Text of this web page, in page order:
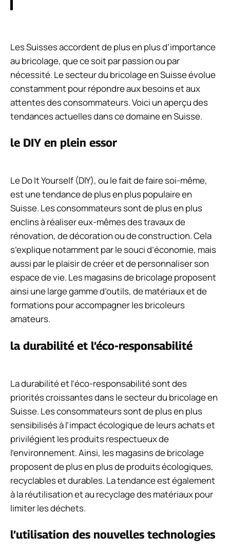
Les Suisses accordent de plus en plus d’importance
au bricolage, que ce soit par passion ou par
nécessité. Le secteur du bricolage en Suisse évolue
constamment pour répondre aux besoins et aux
attentes des consommateurs. Voici un aperçu des
tendances actuelles dans ce domaine en Suisse.
le DIY en plein essor
Le Do It Yourself (DIY), ou le fait de faire soi-même,
est une tendance de plus en plus populaire en
Suisse. Les consommateurs sont de plus en plus
enclins à réaliser eux-mêmes des travaux de
rénovation, de décoration ou de construction. Cela
s’explique notamment par le souci d’économie, mais
aussi par le plaisir de créer et de personnaliser son
espace de vie. Les magasins de bricolage proposent
ainsi une large gamme d’outils, de matériaux et de
formations pour accompagner les bricoleurs
amateurs.
la durabilité et l’éco-responsabilité
La durabilité et l’éco-responsabilité sont des
priorités croissantes dans le secteur du bricolage en
Suisse. Les consommateurs sont de plus en plus
sensibilisés à l’impact écologique de leurs achats et
privilégient les produits respectueux de
l’environnement. Ainsi, les magasins de bricolage
proposent de plus en plus de produits écologiques,
recyclables et durables. La tendance est également
à la réutilisation et au recyclage des matériaux pour
limiter les déchets.
l’utilisation des nouvelles technologies